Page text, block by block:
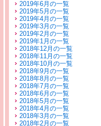
2019年6月の一覧
2019年5月の一覧
2019年4月の一覧
2019年3月の一覧
2019年2月の一覧
2019年1月の一覧
2018年12月の一覧
2018年11月の一覧
2018年10月の一覧
2018年9月の一覧
2018年8月の一覧
2018年7月の一覧
2018年6月の一覧
2018年5月の一覧
2018年4月の一覧
2018年3月の一覧
2018年2月の一覧